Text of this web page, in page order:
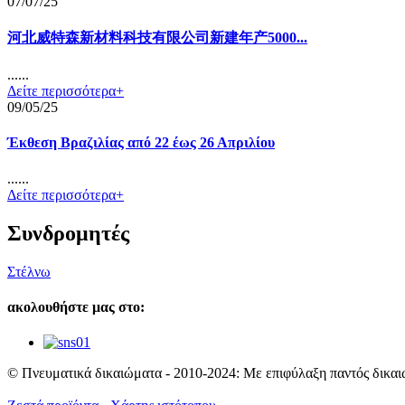
河北威特森新材料科技有限公司新建年产5000...
......
Δείτε περισσότερα+
09/05/25
Έκθεση Βραζιλίας από 22 έως 26 Απριλίου
......
Δείτε περισσότερα+
Συνδρομητές
Στέλνω
ακολουθήστε μας στο:
© Πνευματικά δικαιώματα - 2010-2024: Με επιφύλαξη παντός